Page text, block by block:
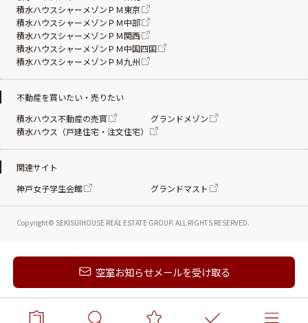
新着メールを受け取る
空室お知らせメールを受け取る
Copyright© SEKISUIHOUSE REAL ESTATE GROUP. ALL RIGHTS RESERVED.
積水ハウスシャーメゾンＰＭ東京
積水ハウスシャーメゾンＰＭ中部
積水ハウスシャーメゾンＰＭ関西
積水ハウスシャーメゾンＰＭ中国四国
積水ハウスシャーメゾンＰＭ九州
不動産を買いたい・売りたい
積水ハウス不動産の売買
グランドメゾン
積水ハウス（戸建住宅・注文住宅）
関連サイト
神戸女子学生会館
グランドマスト